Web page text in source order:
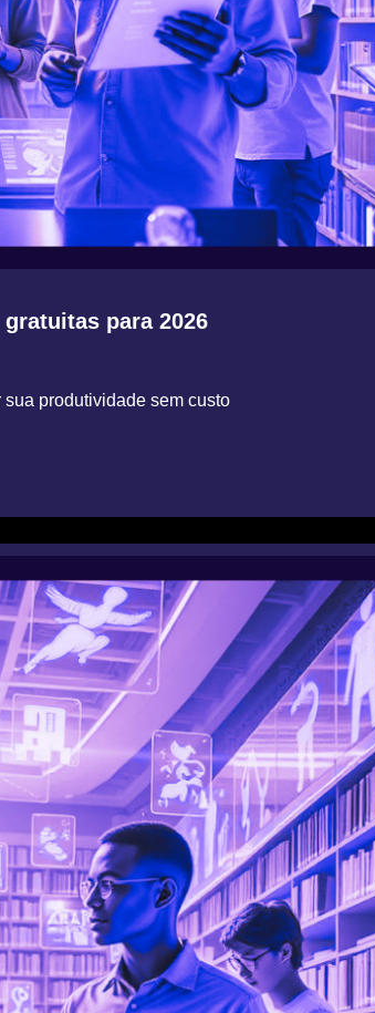
para 2026
produtividade sem custo